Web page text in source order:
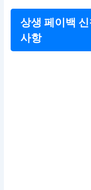
상생 페이백
사항